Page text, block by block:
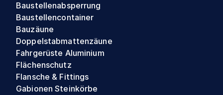
Baustellenabsperrung
Baustellencontainer
Bauzäune
Doppelstabmattenzäune
Fahrgerüste Aluminium
Flächenschutz
Flansche & Fittings
Gabionen Steinkörbe